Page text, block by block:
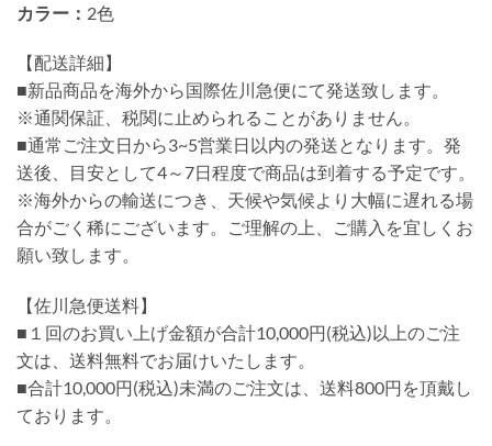
カラー： 2色
【配送詳細】
■新品商品を海外から国際佐川急便にて発送致します。
※通関保証、税関に止められることがありません。
■通常ご注文日から3~5営業日以内の発送となります。発
送後、目安として4～7日程度で商品は到着する予定です。
※海外からの輸送につき、天候や気候より大幅に遅れる場
合がごく稀にございます。ご理解の上、ご購入を宜しくお
願い致します。
【佐川急便送料】
■１回のお買い上げ金額が合計10,000円(税込)以上のご注
文は、送料無料でお届けいたします。
■合計10,000円(税込)未満のご注文は、送料800円を頂戴し
ております。